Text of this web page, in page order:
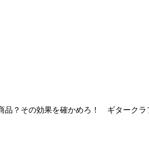
品？その効果を確かめろ！ ギタークラ